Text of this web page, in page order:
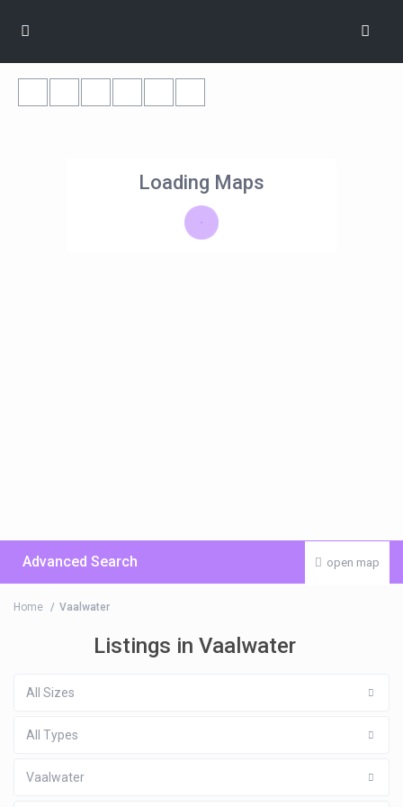
Loading Maps
open map
Advanced Search
Home Vaalwater
Listings in Vaalwater
All Sizes
All Types
Vaalwater